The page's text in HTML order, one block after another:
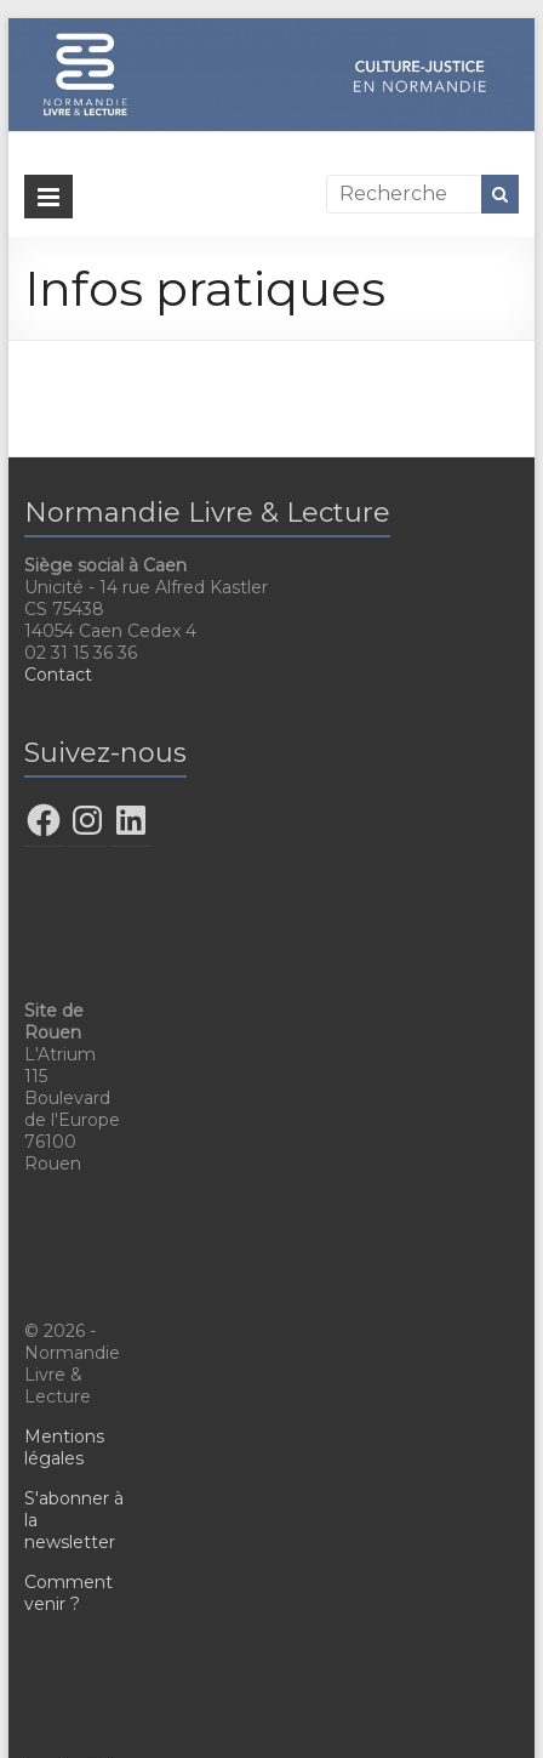
Dispositif
justice
Livre
&
Lecture
Infos pratiques
Normandie Livre & Lecture
Siège social à Caen
Unicité - 14 rue Alfred Kastler
CS 75438
14054 Caen Cedex 4
02 31 15 36 36
Contact
Suivez-nous
Site de
Rouen
L'Atrium
115
Boulevard
de l'Europe
76100
Rouen
© 2026 -
Normandie
Livre &
Lecture
Mentions
légales
S'abonner à
la
newsletter
Comment
venir ?